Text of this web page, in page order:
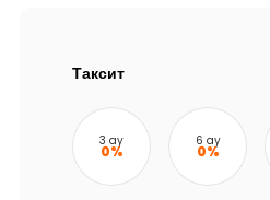
Кешбэк
Тарифы
Таксит
3 ay
0%
6 ay
0%